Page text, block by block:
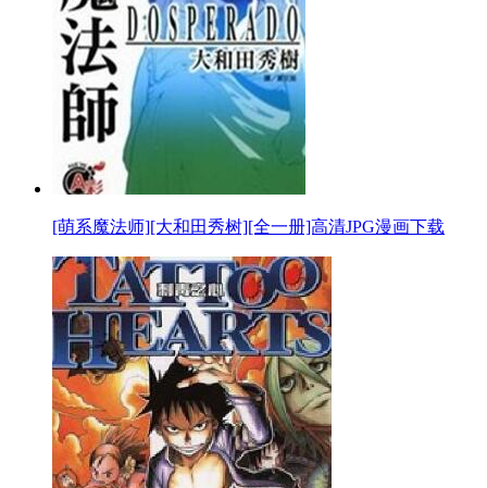
[萌系魔法师][大和田秀树][全一册]高清JPG漫画下载